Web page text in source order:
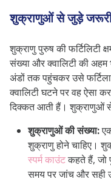
शुक्राणुओं से जुड़े जरूरी
शुक्राणु पुरुष की फर्टिलिटी
संख्या और क्वालिटी की अहम
अंडों तक पहुंचकर उसे
क्वालिटी घटने पर वह ऐसा
दिक्कत आती हैं। शुक्राणुओं से
शुक्राणुओं की संख्या:
शुक्राणु होने चाहिए।
स्पर्म काउंटकहते हैं, जो
समय पर जांच और सही